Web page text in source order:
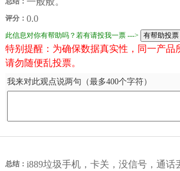
评分： 0.0
此信息对你有帮助吗？若有请投我一票 --->
特别提醒：为确保数据真实性，同一产
请勿随便乱投票。
我来对此观点说两句（最多400个字符）
总结： i889垃圾手机，卡关，没信号，通